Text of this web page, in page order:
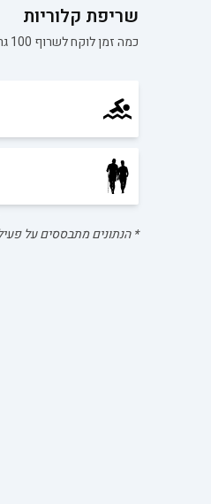
שריפת קלוריות
כמה זמן לוקח לשרוף 100 גרם של
* הנתונים מתבססים על